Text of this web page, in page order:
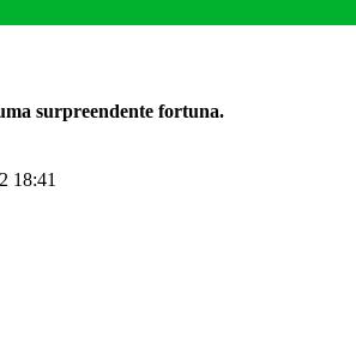
surpreendente fortuna.
18:41